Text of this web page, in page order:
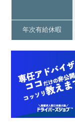
年次有給休暇